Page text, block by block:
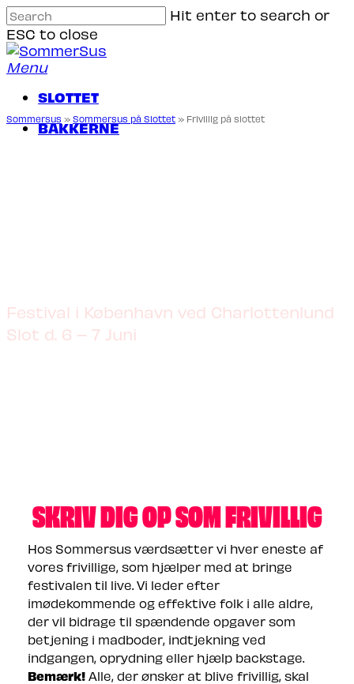
Skip
to
main
content
Hit enter to search or
ESC to close
Close
Search
Menu
SLOTTET
BAKKERNE
Sommersus » Sommersus på Slottet » Frivillig på slottet
Festival i København ved Charlottenlund
Slot d. 6 – 7 Juni
SKRIV DIG OP SOM FRIVILLIG
Hos Sommersus værdsætter vi hver eneste af
vores frivillige, som hjælper med at bringe
festivalen til live. Vi leder efter
imødekommende og effektive folk i alle aldre,
der vil bidrage til spændende opgaver som
betjening i madboder, indtjekning ved
indgangen, oprydning eller hjælp backstage.
Bemærk!Alle, der ønsker at blive frivillig, skal